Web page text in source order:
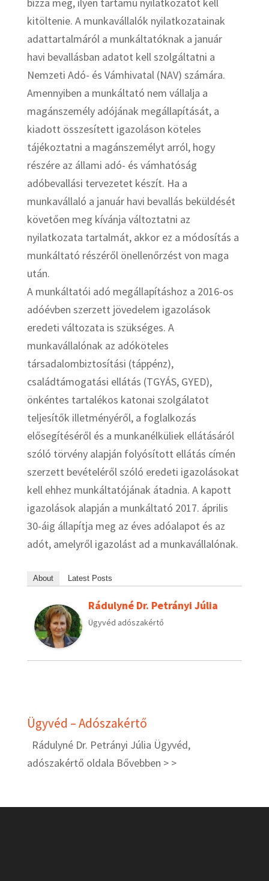
bízza meg, ilyen tartamú nyilatkozatot kell
kitöltenie. A munkavállalók nyilatkozatainak
adattartalmáról a munkáltatóknak a január
havi bevallásban adatot kell szolgáltatni a
Nemzeti Adó- és Vámhivatal (NAV) számára.
Amennyiben a munkáltató nem vállalja a
magánszemély adójának megállapítását, a
kiadott összesített igazoláson köteles
tájékoztatni a magánszemélyt arról, hogy
részére az állami adó- és vámhatóság
adóbevallási tervezetet készít. Ha a
munkavállaló a január havi bevallás beküldését
követően meg kívánja változtatni az
nyilatkozata tartalmát, akkor ez a módosítás a
munkáltató részéről önellenőrzést von maga
után.
A munkáltatói adó megállapításhoz a 2016-os
adóévben szerzett jövedelem igazolások
eredeti változata is szükséges. A
munkavállalónak az adóköteles
társadalombiztosítási (táppénz),
családtámogatási ellátás (TGYÁS, GYED),
önkéntes tartalékos katonai szolgálatot
teljesítők illetményéről, a foglalkozás
elősegítéséről és a munkanélküliek ellátásáról
szóló törvény alapján folyósított ellátás címén
szerzett bevételéről szóló eredeti igazolásokat
kell ehhez munkáltatójának átadnia. A kapott
igazolások alapján a munkáltató 2017. április
30-áig állapítja meg az éves adóalapot és az
adót, amelyről igazolást ad a munkavállalónak.
About Latest Posts
Rádulyné Dr. Petrányi Júlia
Ügyvéd adószakértő
Ügyvéd – Adószakértő
Rádulyné Dr. Petrányi Júlia Ügyvéd,
adószakértő oldala Bővebben > >